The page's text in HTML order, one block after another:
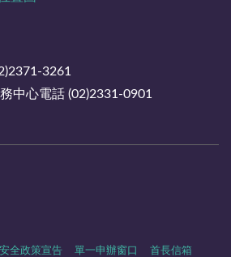
3261
中心電話 (02)2331-0901
全政策宣告 單一申辦窗口 首長信箱